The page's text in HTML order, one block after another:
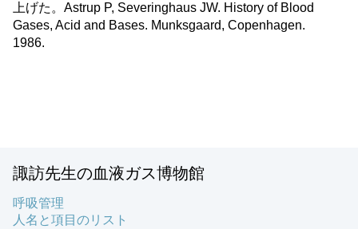
上げた。Astrup P, Severinghaus JW. History of Blood
Gases, Acid and Bases. Munksgaard, Copenhagen.
1986.
諏訪先生の血液ガス博物館
呼吸管理
人名と項目のリスト